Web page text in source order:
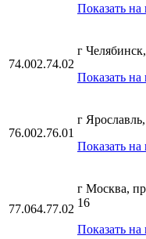
Показать на
74.002.74.02
г
Показать на
76.002.76.01
г
Показать на
77.064.77.02
г Москва,
16
Показать на